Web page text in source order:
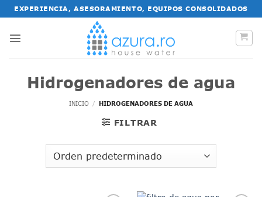
Saltar
al
contenido
EXPERIENCIA, ASESORAMIENTO, EQUIPOS CONSOLIDADOS
Hidrogenadores de agua
INICIO / HIDROGENADORES DE AGUA
FILTRAR